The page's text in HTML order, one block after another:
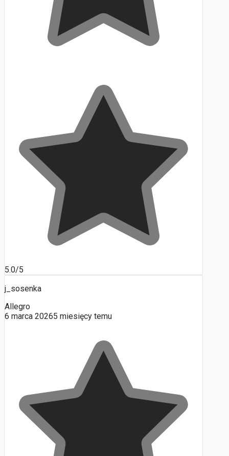
5.0/5
j_sosenka
Allegro
6 marca 20265 miesięcy temu